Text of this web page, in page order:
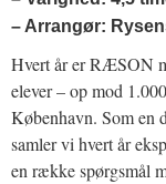
– Arrangør:
Hvert år er RÆSON
elever – op mod
København. Som en
samler vi hvert år
en række spørgsmål